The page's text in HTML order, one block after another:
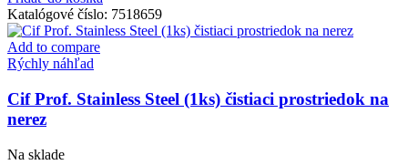
Prof.
APC
Lemon
Fresh
(1ks)
univerzálny
čistiaci
prostriedok
Katalógové číslo: 7518659
Add to compare
Rýchly náhľad
Cif Prof. Stainless Steel (1ks) čistiaci prostriedok na
nerez
Na sklade